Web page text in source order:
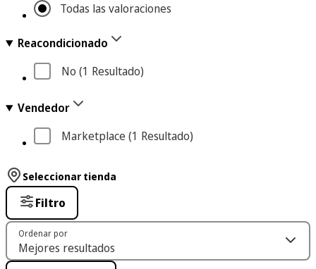
Todas las valoraciones
Reacondicionado
No (1 Resultado)
Vendedor
Marketplace (1 Resultado)
Seleccionar tienda
Filtro
Ordenar por